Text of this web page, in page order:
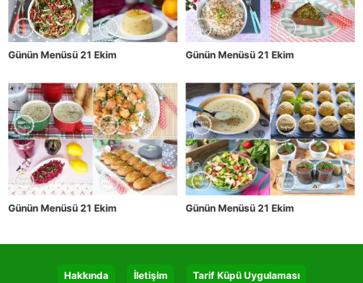
Günün Menüsü 21 Ekim Günün Menüsü 21 Ekim
Günün Menüsü 21 Ekim Günün Menüsü 21 Ekim
Hakkında İletişim Tarif Küpü Uygulaması